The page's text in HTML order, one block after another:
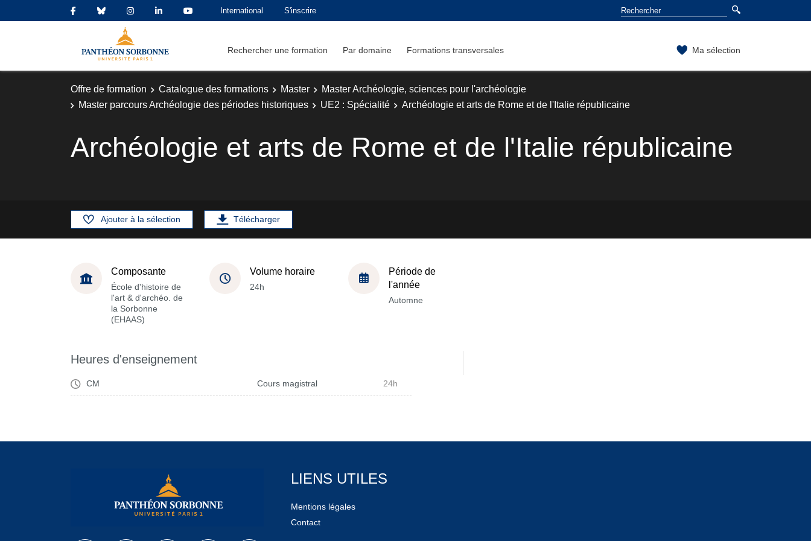
International S'inscrire
Rechercher une formation Par domaine Formations transversales Ma sélection
Offre de formation Catalogue des formations Master
Master Archéologie, sciences pour l'archéologie
Master parcours Archéologie des périodes historiques
UE2 : Spécialité Archéologie et arts de Rome et de l'Italie républicaine
Archéologie et arts de Rome et de l'Italie républicaine
Ajouter à la sélection Télécharger
Composante
École d'histoire de
l'art & d'archéo. de
la Sorbonne
(EHAAS)
Volume horaire
24h
Période de
l'année
Automne
Heures d'enseignement
CM Cours magistral 24h
LIENS UTILES
Mentions légales
Contact